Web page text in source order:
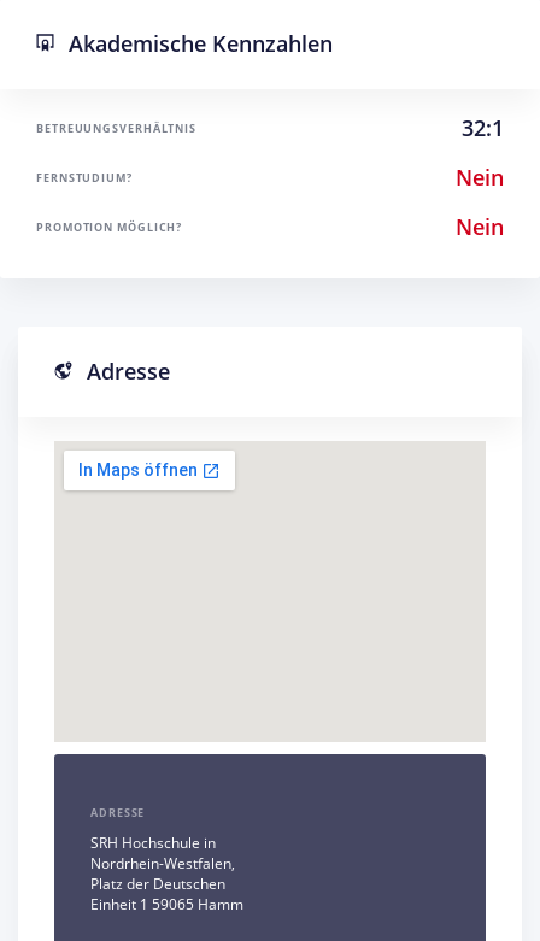
Akademische Kennzahlen
BETREUUNGSVERHÄLTNIS 32:1
FERNSTUDIUM? Nein
PROMOTION MÖGLICH? Nein
Adresse
ADRESSE
SRH Hochschule in
Nordrhein-Westfalen,
Platz der Deutschen
Einheit 1 59065 Hamm